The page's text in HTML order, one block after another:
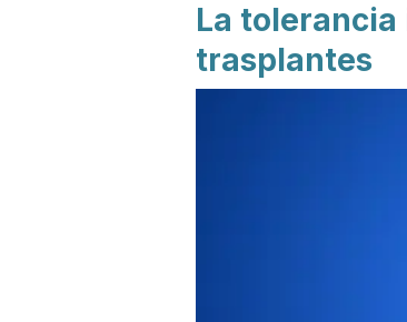
La
trasplantes